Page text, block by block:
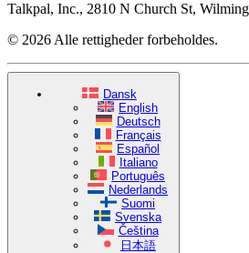
Talkpal, Inc., 2810 N Church St,
© 2026 Alle rettigheder forbeholdes.
Dansk
English
Deutsch
Français
Español
Italiano
Português
Nederlands
Suomi
Svenska
Čeština
日本語